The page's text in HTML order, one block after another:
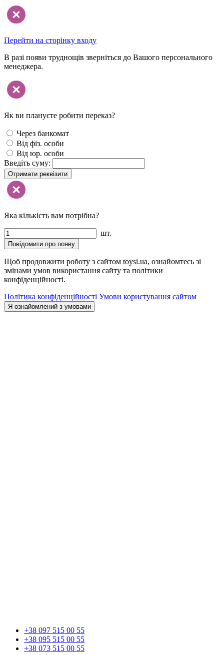
Перейти на сторінку входу
В разі появи труднощів зверніться до Вашого персонального
менеджера.
Як ви плануєте робити переказ?
Через банкомат
Від фіз. особи
Від юр. особи
Введіть суму:
Отримати реквізити
Яка кількість вам потрібна?
шт.
Повідомити про появу
Щоб продовжити роботу з сайтом toysi.ua, ознайомтесь зі
змінами умов використання сайту та політики
конфіденційності.
Політика конфіденційності Умови користування сайтом
Я ознайомлений з умовами
+38 097 515 00 55
+38 095 515 00 55
+38 073 515 00 55